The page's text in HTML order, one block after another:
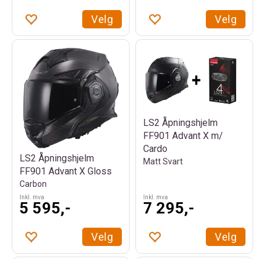
Velg Velg
LS2 Åpningshjelm
FF901 Advant X Gloss
Carbon
Inkl. mva
5 595,-
Velg
LS2 Åpningshjelm
FF901 Advant X m/
Cardo
Matt Svart
Inkl. mva
7 295,-
Velg